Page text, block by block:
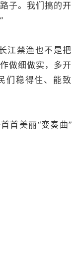
子。我们搞的开
江禁渔也不是把
做细做实，多开
们稳得住、能致
首美丽“变奏曲”